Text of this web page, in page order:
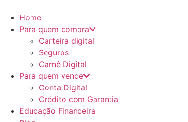
para
conteúdo
Home
Para quem compra
Carteira digital
Seguros
Carnê Digital
Para quem vende
Conta Digital
Crédito com Garantia
Educação Financeira